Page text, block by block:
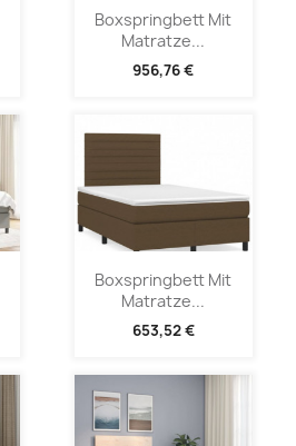
Boxspringbett Mit
Matratze...
956,76 €
Boxspringbett Mit
Matratze...
653,52 €